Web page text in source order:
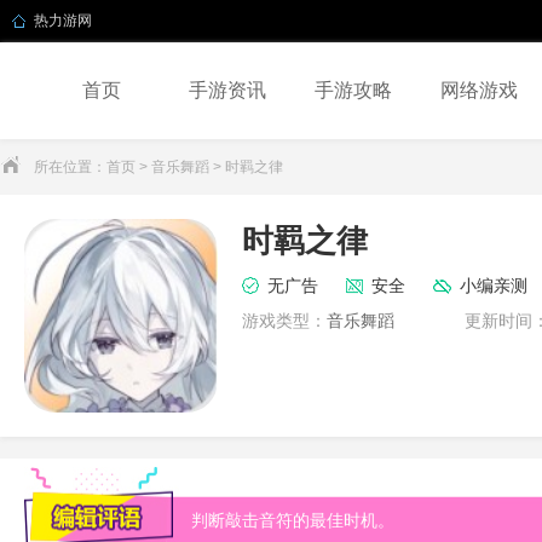
热力游网
首页 手游资讯 手游攻略 网络游戏
所在位置： 首页 > 音乐舞蹈 > 时羁之律
时羁之律
无广告 安全
小编亲测
游戏类型： 音乐舞蹈 更新时间
判断敲击音符的最佳时机。